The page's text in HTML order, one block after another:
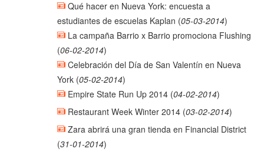
Qué hacer en Nueva York: encuesta a
estudiantes de escuelas Kaplan (05-03-2014)
La campaña Barrio x Barrio promociona Flushing
(06-02-2014)
Celebración del Día de San Valentín en Nueva
York(05-02-2014)
Empire State Run Up 2014(04-02-2014)
Restaurant Week Winter 2014(03-02-2014)
Zara abrirá una gran tienda en Financial District
(31-01-2014)